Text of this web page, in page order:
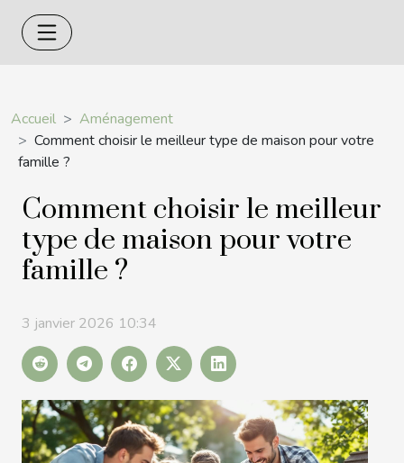
Accueil
Aménagement
Comment choisir le meilleur type de maison pour votre
famille ?
Comment choisir le meilleur
type de maison pour votre
famille ?
3 janvier 2026 10:34